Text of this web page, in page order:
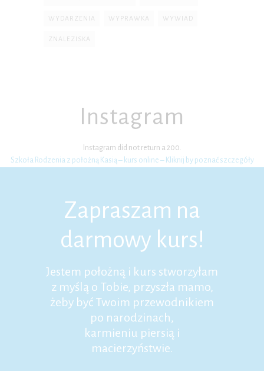
WYDARZENIA WYPRAWKA WYWIAD
ZNALEZISKA
Instagram
Instagram did not return a 200.
Szkoła Rodzenia z położną Kasią – kurs online – Kliknij by poznać szczegóły
Zapraszam na
darmowy kurs!
Jestem położną i kurs stworzyłam
z myślą o Tobie, przyszła mamo,
żeby być Twoim przewodnikiem
po narodzinach,
karmieniu piersią i
macierzyństwie.